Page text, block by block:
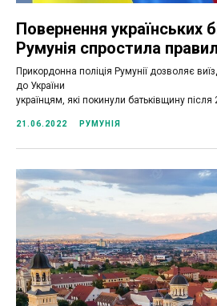
Повернення українських
Румунія спростила
Прикордонна поліція Румунії дозволяє
до України
українцям, які покинули батьківщину після
21.06.2022 РУМУНІЯ
Канал у Viber
Спільноти українців в
прямих роботодавців у вас в